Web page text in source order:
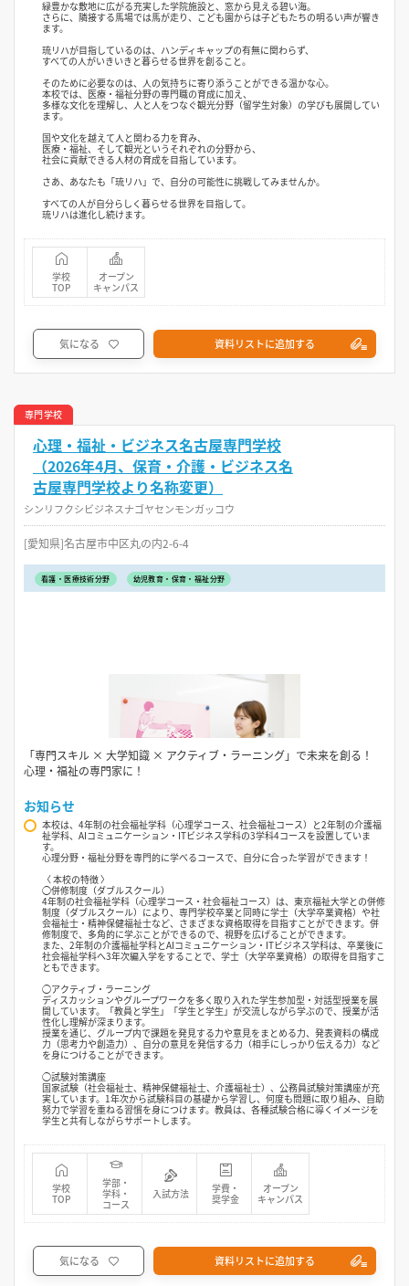
緑豊かな敷地に広がる充実した学院施設と、窓から見える碧い海。
さらに、隣接する馬場では馬が走り、こども園からは子どもたちの明るい声が響き
ます。
琉リハが目指しているのは、ハンディキャップの有無に関わらず、
すべての人がいきいきと暮らせる世界を創ること。
そのために必要なのは、人の気持ちに寄り添うことができる温かな心。
本校では、医療・福祉分野の専門職の育成に加え、
多様な文化を理解し、人と人をつなぐ観光分野（留学生対象）の学びも展開してい
ます。
国や文化を越えて人と関わる力を育み、
医療・福祉、そして観光というそれぞれの分野から、
社会に貢献できる人材の育成を目指しています。
さあ、あなたも「琉リハ」で、自分の可能性に挑戦してみませんか。
すべての人が自分らしく暮らせる世界を目指して。
琉リハは進化し続けます。
学校
TOP
オープン
キャンパス
気になる 資料リストに追加する
専門学校
心理・福祉・ビジネス名古屋専門学校
（2026年4月、保育・介護・ビジネス名
古屋専門学校より名称変更）
シンリフクシビジネスナゴヤセンモンガッコウ
[愛知県]名古屋市中区丸の内2-6-4
看護・医療技術分野 幼児教育・保育・福祉分野
「専門スキル × 大学知識 × アクティブ・ラーニング」で未来を創る！
心理・福祉の専門家に！
お知らせ
本校は、4年制の社会福祉学科（心理学コース、社会福祉コース）と2年制の介護福
祉学科、AIコミュニケーション・ITビジネス学科の3学科4コースを設置していま
す。
心理分野・福祉分野を専門的に学べるコースで、自分に合った学習ができます！
〈 本校の特徴 〉
◯併修制度（ダブルスクール）
4年制の社会福祉学科（心理学コース・社会福祉コース）は、東京福祉大学との併修
制度（ダブルスクール）により、専門学校卒業と同時に学士（大学卒業資格）や社
会福祉士・精神保健福祉士など、さまざまな資格取得を目指すことができます。併
修制度で、多角的に学ぶことができるので、視野を広げることができます。
また、2年制の介護福祉学科とAIコミュニケーション・ITビジネス学科は、卒業後に
社会福祉学科へ3年次編入学をすることで、学士（大学卒業資格）の取得を目指すこ
ともできます。
◯アクティブ・ラーニング
ディスカッションやグループワークを多く取り入れた学生参加型・対話型授業を展
開しています。「教員と学生」「学生と学生」が交流しながら学ぶので、授業が活
性化し理解が深まります。
授業を通じ、グループ内で課題を発見する力や意見をまとめる力、発表資料の構成
力（思考力や創造力）、自分の意見を発信する力（相手にしっかり伝える力）など
を身につけることができます。
◯試験対策講座
国家試験（社会福祉士、精神保健福祉士、介護福祉士）、公務員試験対策講座が充
実しています。1年次から試験科目の基礎から学習し、何度も問題に取り組み、自助
努力で学習を重ねる習慣を身につけます。教員は、各種試験合格に導くイメージを
学生と共有しながらサポートします。
学校
TOP
学部・
学科・
コース
入試方法
学費・
奨学金
オープン
キャンパス
気になる 資料リストに追加する